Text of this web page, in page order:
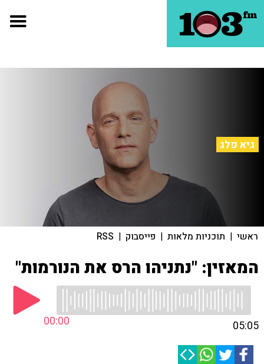
גיא פלג
ראשי | תוכניות מלאות | פייסבוק |
RSS
המאזין: "נתניהו הרס את הנורמות"
00:00 05:05